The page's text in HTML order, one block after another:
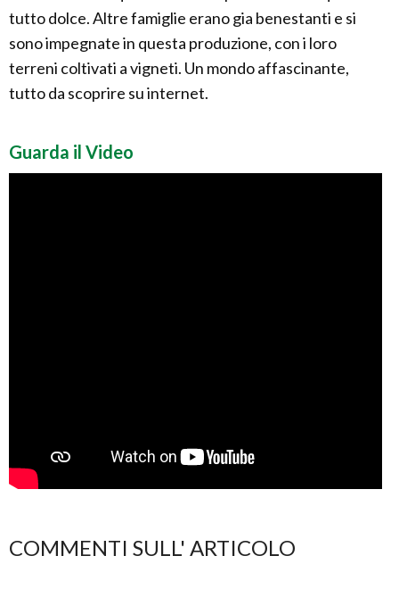
tutto dolce. Altre famiglie erano gia benestanti e si
sono impegnate in questa produzione, con i loro
terreni coltivati a vigneti. Un mondo affascinante,
tutto da scoprire su internet.
Guarda il Video
COMMENTI SULL' ARTICOLO